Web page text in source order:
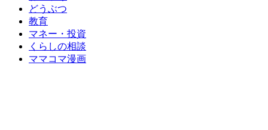
どうぶつ
教育
マネー・投資
くらしの相談
ママコマ漫画